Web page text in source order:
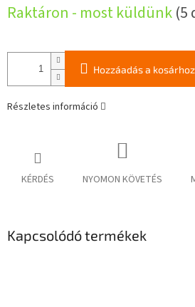
Raktáron - most küldünk(5
Hozzáadás a kosárhoz
Részletes információ
KÉRDÉS NYOMON KÖVETÉS
Kapcsolódó termékek